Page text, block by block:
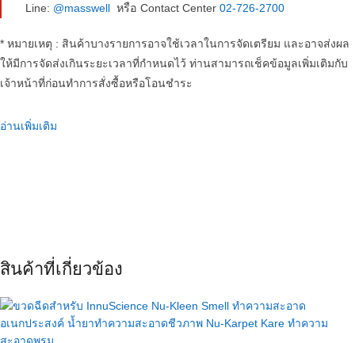
Line: @masswell หรือ Contact Center 02-726-2700
* หมายเหตุ : สินค้าบางรายการอาจใช้เวลาในการจัดเตรียม และอาจส่งผล
ให้มีการจัดส่งเกินระยะเวลาที่กำหนดไว้ ท่านสามารถเช็คข้อมูลเพิ่มเติมกับ
เจ้าหน้าที่ก่อนทำการสั่งซื้อหรือโอนชำระ
อ่านเพิ่มเติม
สินค้าที่เกี่ยวข้อง